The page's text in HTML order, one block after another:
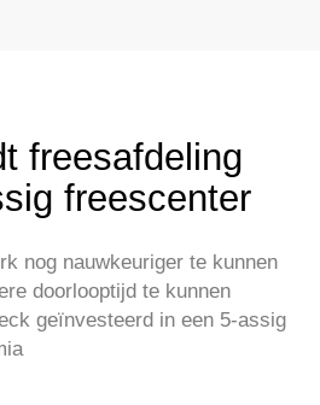
freesafdeling
freescenter
nog nauwkeuriger te kunnen
doorlooptijd te kunnen
geïnvesteerd in een 5-assig